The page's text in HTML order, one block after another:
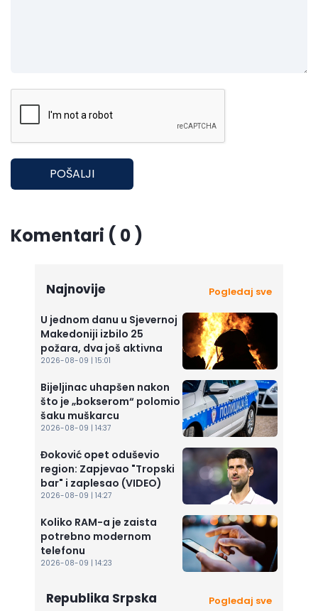
POŠALJI
Komentari ( 0 )
Najnovije Pogledaj sve
U jednom danu u Sjevernoj
Makedoniji izbilo 25
požara, dva još aktivna
2026-08-09 | 15:01
Bijeljinac uhapšen nakon
što je „bokserom“ polomio
šaku muškarcu
2026-08-09 | 14:37
Đoković opet oduševio
region: Zapjevao "Tropski
bar" i zaplesao (VIDEO)
2026-08-09 | 14:27
Koliko RAM-a je zaista
potrebno modernom
telefonu
2026-08-09 | 14:23
Republika Srpska Pogledaj sve